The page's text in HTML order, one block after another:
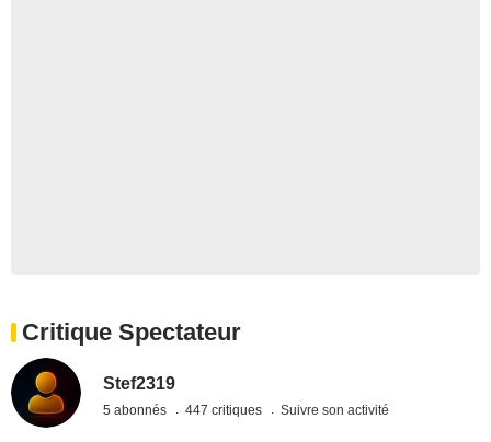
Critique Spectateur
Stef2319
5 abonnés 447 critiques Suivre son activité